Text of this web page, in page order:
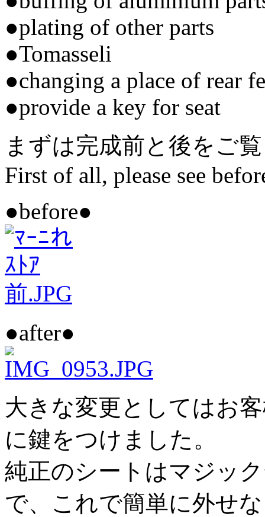
●plating of other parts
●Tomasseli
●changing a place of rear
●provide a key for seat
まずは完成前と後をご
First of all, please see
●before●
●after●
大きな変更としてはお
に鍵をつけました。
純正のシートはマジッ
で、これで簡単に外せ